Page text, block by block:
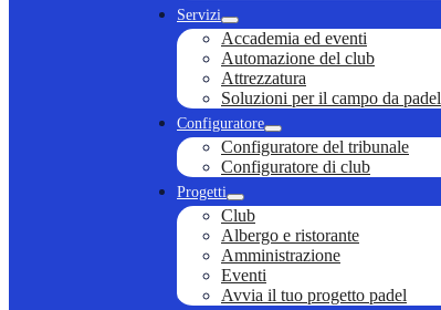
Servizi
Accademia ed eventi
Automazione del club
Attrezzatura
Soluzioni per il campo da padel
Configuratore
Configuratore del tribunale
Configuratore di club
Progetti
Club
Albergo e ristorante
Amministrazione
Eventi
Avvia il tuo progetto padel